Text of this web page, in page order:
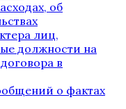
об
лиц,
должности на
в
о фактах